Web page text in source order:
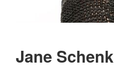
Jane Schenk